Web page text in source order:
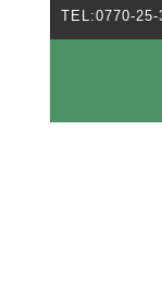
TEL:0770-25-